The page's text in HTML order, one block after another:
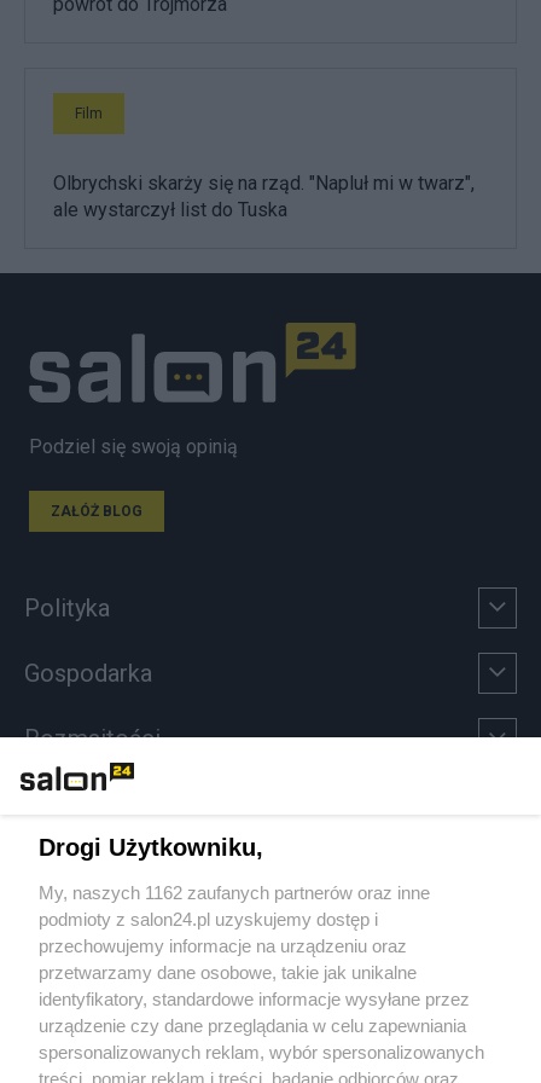
Film
Olbrychski skarży się na rząd. "Napluł mi w twarz",
ale wystarczył list do Tuska
Podziel się swoją opinią
ZAŁÓŻ BLOG
Polityka
Gospodarka
Rozmaitości
Sport
Społeczeństwo
Kultura
Drogi Użytkowniku,
My, naszych 1162 zaufanych partnerów oraz inne
podmioty z salon24.pl uzyskujemy dostęp i
przechowujemy informacje na urządzeniu oraz
przetwarzamy dane osobowe, takie jak unikalne
identyfikatory, standardowe informacje wysyłane przez
urządzenie czy dane przeglądania w celu zapewniania
spersonalizowanych reklam, wybór spersonalizowanych
treści, pomiar reklam i treści, badanie odbiorców oraz